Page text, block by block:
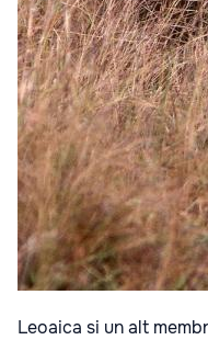
Leoaica si un alt